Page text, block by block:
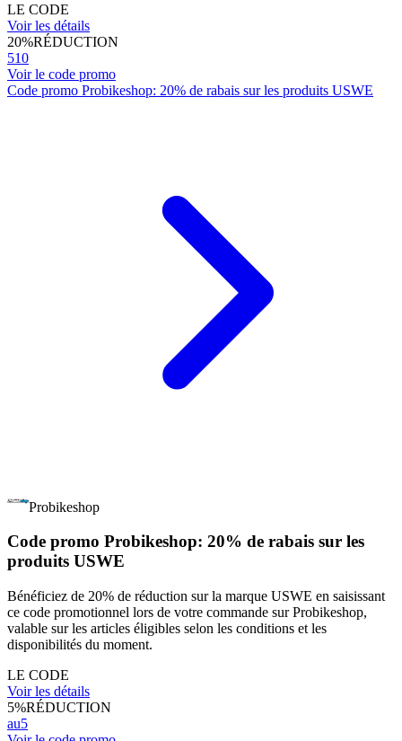
LE CODE
Voir les détails
20%RÉDUCTION
510
Voir le code promo
Code promo Probikeshop: 20% de rabais sur les produits USWE
Probikeshop
Code promo Probikeshop: 20% de rabais sur les
produits USWE
Bénéficiez de 20% de réduction sur la marque USWE en saisissant
ce code promotionnel lors de votre commande sur Probikeshop,
valable sur les articles éligibles selon les conditions et les
disponibilités du moment.
LE CODE
Voir les détails
5%RÉDUCTION
au5